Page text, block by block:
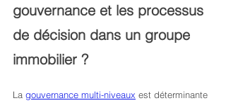
gouvernance et les processus
de décision dans un groupe
immobilier ?
La gouvernance multi-niveaux est déterminante